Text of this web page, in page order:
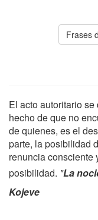
Frases
El acto autoritario
hecho de que no
de quienes, es el
parte, la posibilidad
renuncia consciente
posibilidad. "La
Kojeve